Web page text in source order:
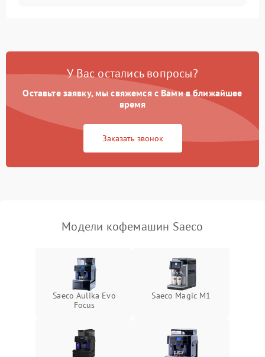
Постоянные сбои в работе 1500 ₽ Подробнее →
У Вас остались вопросы?
Оставьте заявку, мы свяжемся с Вами в ближайшее
время
Заказать звонок
Модели кофемашин Saeco
Saeco Aulika Evo
Focus
Saeco Magic M1